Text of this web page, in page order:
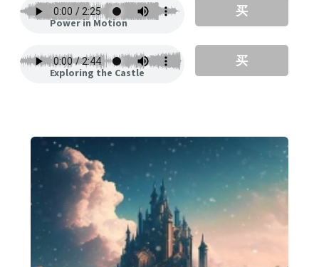
Power in Motion
买
Exploring the Castle
买